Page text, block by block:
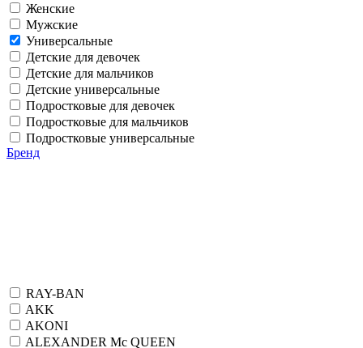
Женские
Мужские
Универсальные
Детские для девочек
Детские для мальчиков
Детские универсальные
Подростковые для девочек
Подростковые для мальчиков
Подростковые универсальные
Бренд
RAY-BAN
AKK
AKONI
ALEXANDER Mc QUEEN